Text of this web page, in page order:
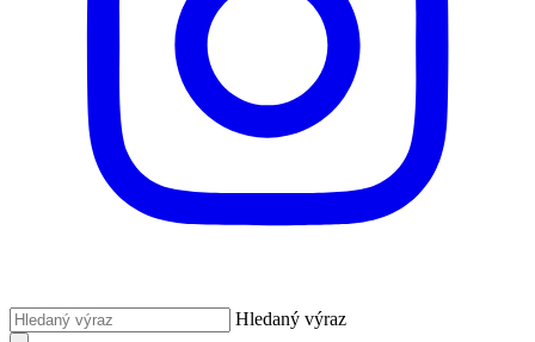
Hledaný výraz